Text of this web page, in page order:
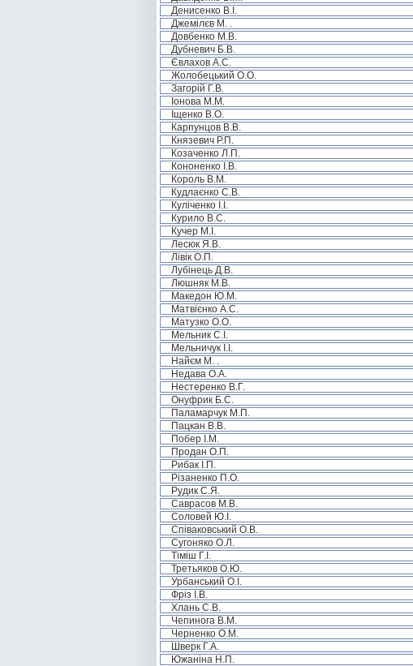
Денисенко В.І.
Джемілєв М. .
Довбенко М.В.
Дубневич Б.В.
Євлахов А.С.
Жолобецький О.О.
Загорій Г.В.
Іонова М.М.
Іщенко В.О.
Карпунцов В.В.
Князевич Р.П.
Козаченко Л.П.
Кононенко І.В.
Король В.М.
Кудлаєнко С.В.
Куліченко І.І.
Курило В.С.
Кучер М.І.
Лесюк Я.В.
Лівік О.П.
Лубінець Д.В.
Люшняк М.В.
Македон Ю.М.
Матвієнко А.С.
Матузко О.О.
Мельник С.І.
Мельничук І.І.
Найєм М. .
Недава О.А.
Нестеренко В.Г.
Онуфрик Б.С.
Паламарчук М.П.
Пацкан В.В.
Побер І.М.
Продан О.П.
Рибак І.П.
Різаненко П.О.
Рудик С.Я.
Саврасов М.В.
Соловей Ю.І.
Співаковський О.В.
Сугоняко О.Л.
Тіміш Г.І.
Третьяков О.Ю.
Урбанський О.І.
Фріз І.В.
Хлань С.В.
Чепинога В.М.
Черненко О.М.
Шверк Г.А.
Южаніна Н.П.